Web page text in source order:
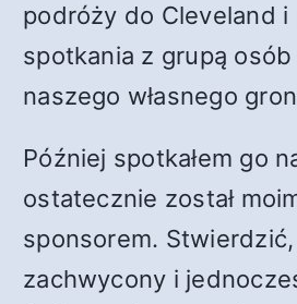
podróży do Cleveland
spotkania z grupą
naszego własnego
Później spotkałem go
ostatecznie został
sponsorem. Stwierdzić,
zachwycony i